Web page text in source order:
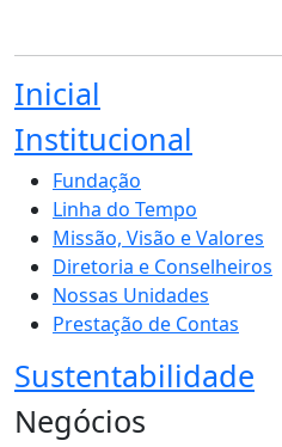
Inicial
Institucional
Fundação
Linha do Tempo
Missão, Visão e Valores
Diretoria e Conselheiros
Nossas Unidades
Prestação de Contas
Sustentabilidade
Negócios